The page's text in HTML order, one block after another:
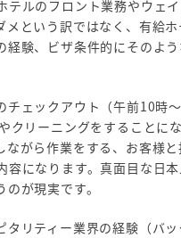
ルのフロント業務やウェ
という訳ではなく、有給
験、ビザ条件的にそのよ
ェックアウト（午前10時
リーニングをすることに
がら作業をする、お客様
になります。真面目な日
が現実です。
リティー業界の経験（バ